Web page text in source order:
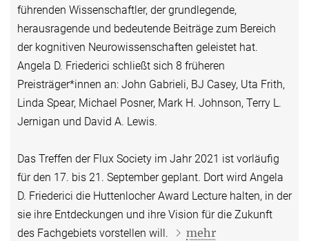
führenden Wissenschaftler, der grundlegende,
herausragende und bedeutende Beiträge zum Bereich
der kognitiven Neurowissenschaften geleistet hat.
Angela D. Friederici schließt sich 8 früheren
Preisträger*innen an: John Gabrieli, BJ Casey, Uta Frith,
Linda Spear, Michael Posner, Mark H. Johnson, Terry L.
Jernigan und David A. Lewis.
Das Treffen der Flux Society im Jahr 2021 ist vorläufig
für den 17. bis 21. September geplant. Dort wird Angela
D. Friederici die Huttenlocher Award Lecture halten, in der
sie ihre Entdeckungen und ihre Vision für die Zukunft
des Fachgebiets vorstellen will.
mehr